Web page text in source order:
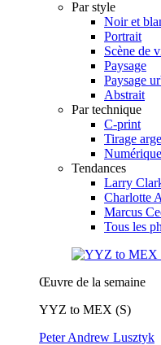
Par style
Noir et
Portrait
Scène de
Paysage
Paysage
Abstrait
Par technique
C-print
Tirage
Numérique
Tendances
Larry
Charlotte
Marcus
Tous les
Œuvre de la semaine
YYZ to MEX (S)
Peter Andrew Lusztyk